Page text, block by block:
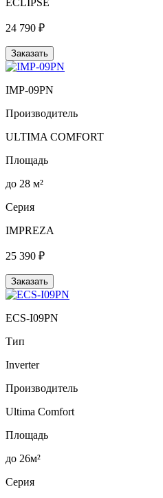
24 790 ₽
Заказать
IMP-09PN
Производитель
ULTIMA COMFORT
Площадь
до 28 м²
Серия
IMPREZA
25 390 ₽
Заказать
ECS-I09PN
Тип
Inverter
Производитель
Ultima Comfort
Площадь
до 26м²
Серия